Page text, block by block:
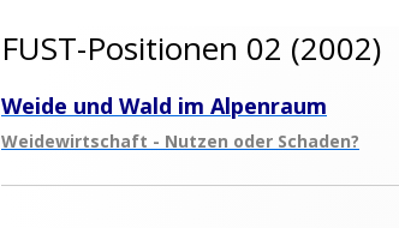
FUST-Positionen 02 (2002)
Weide und Wald im Alpenraum
Weidewirtschaft - Nutzen oder Schaden?